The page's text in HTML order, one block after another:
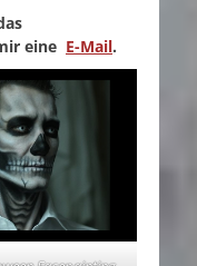
eine E-Mail.